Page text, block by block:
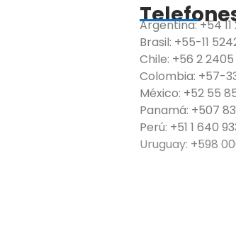
Argentina: +54 11
Brasil: +55-11
Chile: +56 2
Colombia: +57-
México: +52 55
Panamá: +507
Perú: +51 1 640
Uruguay: +598 00